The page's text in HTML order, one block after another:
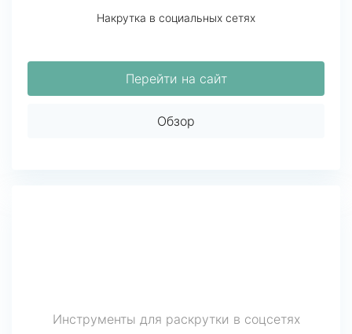
Накрутка в социальных сетях
Перейти на сайт
Обзор
Инструменты для раскрутки в соцсетях